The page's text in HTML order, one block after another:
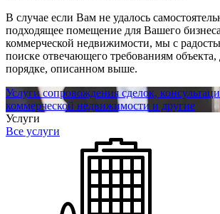
В случае если Вам не удалось
подходящее помещение для Вашего
коммерческой недвижимости, мы с
поиске отвечающего требованиям объекта,
порядке, описанном выше.
Услуги сопровождения сделок,
коммерческой недвижимости и другие
Услуги
Все услуги